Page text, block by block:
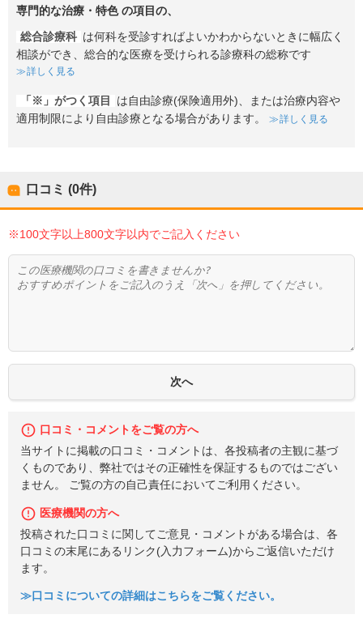
専門的な治療・特色の項目の、
総合診療科 は何科を受診すればよいかわからないときに幅広く
相談ができ、総合的な医療を受けられる診療科の総称です
詳しく見る
「※」がつく項目
は自由診療(保険適用外)、または治療内容や
適用制限により自由診療となる場合があります。
詳しく見る
口コミ (0件)
※100文字以上800文字以内でご記入ください
口コミ・コメントをご覧の方へ
当サイトに掲載の口コミ・コメントは、各投稿者の主観に基づ
くものであり、弊社ではその正確性を保証するものではござい
ません。 ご覧の方の自己責任においてご利用ください。
医療機関の方へ
投稿された口コミに関してご意見・コメントがある場合は、各
口コミの末尾にあるリンク(入力フォーム)からご返信いただけ
ます。
≫口コミについての詳細はこちらをご覧ください。